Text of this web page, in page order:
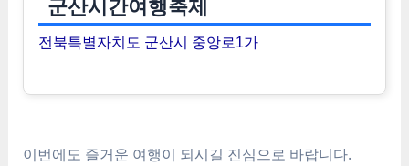
군산시간여행축제
전북특별자치도 군산시 중앙로1가
이번에도 즐거운 여행이 되시길 진심으로 바랍니다.